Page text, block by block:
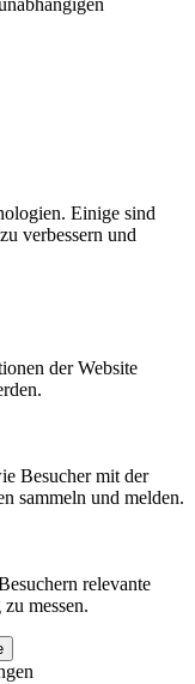
Einige sind
verbessern und
der Website
Besucher mit der
sammeln und melden.
relevante
messen.